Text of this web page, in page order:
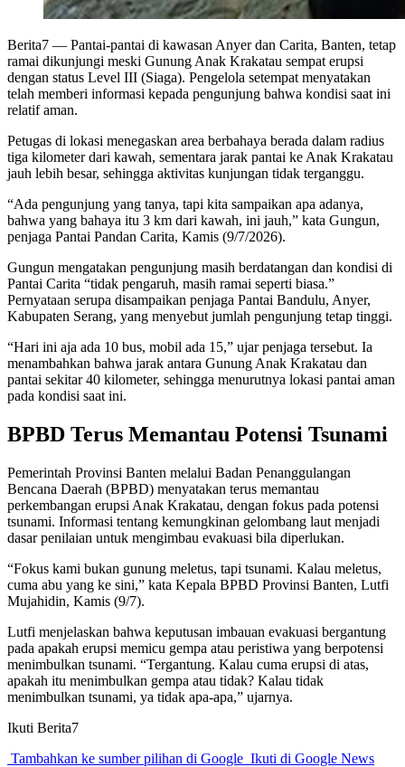
Berita7 — Pantai-pantai di kawasan Anyer dan Carita, Banten, tetap
ramai dikunjungi meski Gunung Anak Krakatau sempat erupsi
dengan status Level III (Siaga). Pengelola setempat menyatakan
telah memberi informasi kepada pengunjung bahwa kondisi saat ini
relatif aman.
Petugas di lokasi menegaskan area berbahaya berada dalam radius
tiga kilometer dari kawah, sementara jarak pantai ke Anak Krakatau
jauh lebih besar, sehingga aktivitas kunjungan tidak terganggu.
“Ada pengunjung yang tanya, tapi kita sampaikan apa adanya,
bahwa yang bahaya itu 3 km dari kawah, ini jauh,” kata Gungun,
penjaga Pantai Pandan Carita, Kamis (9/7/2026).
Gungun mengatakan pengunjung masih berdatangan dan kondisi di
Pantai Carita “tidak pengaruh, masih ramai seperti biasa.”
Pernyataan serupa disampaikan penjaga Pantai Bandulu, Anyer,
Kabupaten Serang, yang menyebut jumlah pengunjung tetap tinggi.
“Hari ini aja ada 10 bus, mobil ada 15,” ujar penjaga tersebut. Ia
menambahkan bahwa jarak antara Gunung Anak Krakatau dan
pantai sekitar 40 kilometer, sehingga menurutnya lokasi pantai aman
pada kondisi saat ini.
BPBD Terus Memantau Potensi Tsunami
Pemerintah Provinsi Banten melalui Badan Penanggulangan
Bencana Daerah (BPBD) menyatakan terus memantau
perkembangan erupsi Anak Krakatau, dengan fokus pada potensi
tsunami. Informasi tentang kemungkinan gelombang laut menjadi
dasar penilaian untuk mengimbau evakuasi bila diperlukan.
“Fokus kami bukan gunung meletus, tapi tsunami. Kalau meletus,
cuma abu yang ke sini,” kata Kepala BPBD Provinsi Banten, Lutfi
Mujahidin, Kamis (9/7).
Lutfi menjelaskan bahwa keputusan imbauan evakuasi bergantung
pada apakah erupsi memicu gempa atau peristiwa yang berpotensi
menimbulkan tsunami. “Tergantung. Kalau cuma erupsi di atas,
apakah itu menimbulkan gempa atau tidak? Kalau tidak
menimbulkan tsunami, ya tidak apa-apa,” ujarnya.
Ikuti Berita7
Tambahkan ke sumber pilihan di Google Ikuti di Google News